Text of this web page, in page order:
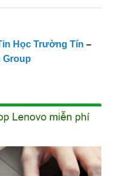
Học Trường Tín –